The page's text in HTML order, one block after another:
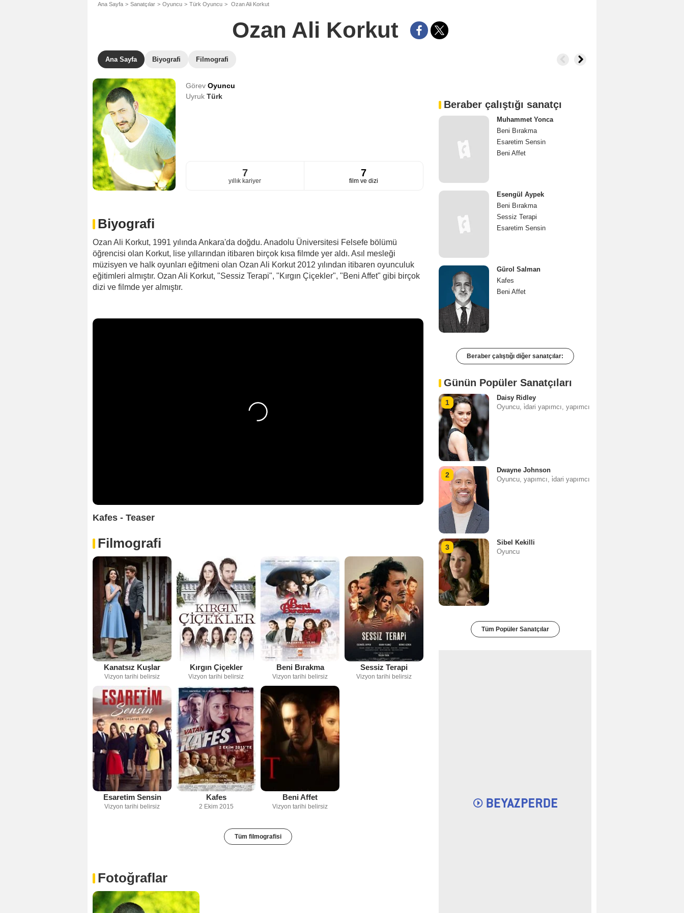
Ana Sayfa Sanatçılar Oyuncu Türk Oyuncu Ozan Ali Korkut
Ozan Ali Korkut
Ana Sayfa Biyografi Filmografi
Görev Oyuncu
Uyruk Türk
7
yıllık kariyer
7
film ve dizi
Biyografi
Ozan Ali Korkut, 1991 yılında Ankara'da doğdu. Anadolu Üniversitesi Felsefe bölümü
öğrencisi olan Korkut, lise yıllarından itibaren birçok kısa filmde yer aldı. Asıl mesleği
müzisyen ve halk oyunları eğitmeni olan Ozan Ali Korkut 2012 yılından itibaren oyunculuk
eğitimleri almıştır. Ozan Ali Korkut, "Sessiz Terapi", "Kırgın Çiçekler", "Beni Affet" gibi birçok
dizi ve filmde yer almıştır.
Kafes - Teaser
Filmografi
Kanatsız Kuşlar
Vizyon tarihi belirsiz
Kırgın Çiçekler
Vizyon tarihi belirsiz
Beni Bırakma
Vizyon tarihi belirsiz
Sessiz Terapi
Vizyon tarihi belirsiz
Esaretim Sensin
Vizyon tarihi belirsiz
Kafes
2 Ekim 2015
Beni Affet
Vizyon tarihi belirsiz
Tüm filmografisi
Fotoğraflar
Beraber çalıştığı sanatçı
Muhammet Yonca
Beni Bırakma
Esaretim Sensin
Beni Affet
Esengül Aypek
Beni Bırakma
Sessiz Terapi
Esaretim Sensin
Gürol Salman
Kafes
Beni Affet
Beraber çalıştığı diğer sanatçılar:
Günün Popüler Sanatçıları
1
Daisy Ridley
Oyuncu, i̇dari yapımcı, yapımcı
2
Dwayne Johnson
Oyuncu, yapımcı, i̇dari yapımcı
3
Sibel Kekilli
Oyuncu
Tüm Popüler Sanatçılar